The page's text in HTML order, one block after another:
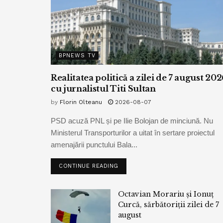
BPNEWS TV
Realitatea politică a zilei de 7 august
cu jurnalistul Titi Sultan
by Florin Olteanu 2026-08-07
PSD acuză PNL și pe Ilie Bolojan de minciună. Nu
Ministerul Transporturilor a uitat în sertare proiectul
amenajării punctului Bala...
CONTINUE READING
Octavian Morariu și Ionuț
Curcă, sărbătoriții zilei de 7
august